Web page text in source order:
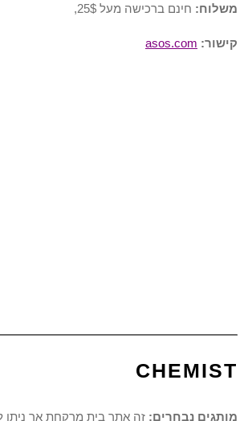
משלוח: חינם ברכישה מעל 25$,
קישור: asos.com
CHEMIST
מותגים נבחרים: זה אתר בית מרקחת אך ניתן